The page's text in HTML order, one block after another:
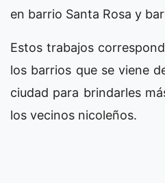
en barrio Santa Rosa y
Estos trabajos
los barrios que se viene
ciudad para brindarles
los vecinos nicoleños.